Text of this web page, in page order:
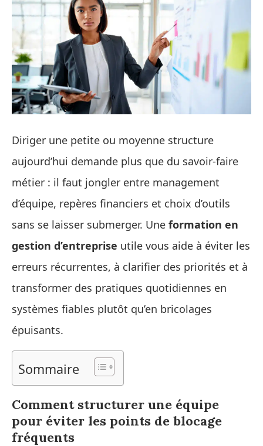
Diriger une petite ou moyenne structure
aujourd’hui demande plus que du savoir-faire
métier : il faut jongler entre management
d’équipe, repères financiers et choix d’outils
sans se laisser submerger. Une formation en
gestion d’entreprise utile vous aide à éviter les
erreurs récurrentes, à clarifier des priorités et à
transformer des pratiques quotidiennes en
systèmes fiables plutôt qu’en bricolages
épuisants.
Sommaire
Comment structurer une équipe
pour éviter les points de blocage
fréquents